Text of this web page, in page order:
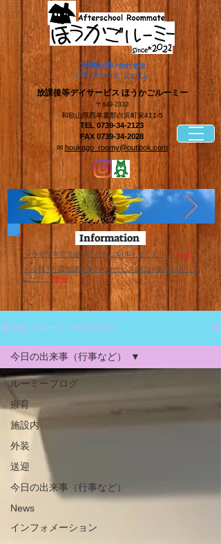
​ご利用お問い合わせは
​お問い合わせ ✉ フォーム
​放課後等デイサービス ほうかごルーミー
〒649-2332
和歌山県西牟婁郡白浜町栄411-5
TEL0739-34-2123
FAX 0739-34-2028
✉ houkago_roomy@outlook.com
Information
​ ➢ 令和７年度支援プログラムをUPしました！ New!
​ ➢ 令和７年度放課後等デイサービス自己評価表をUPしま
した！
New!
ほうかごルーミーのブログ
ルーミーブログ
療育
施設内
外装
送迎
今日の出来事（行事など）
News
インフォメーション
今日の出来事（行事など）